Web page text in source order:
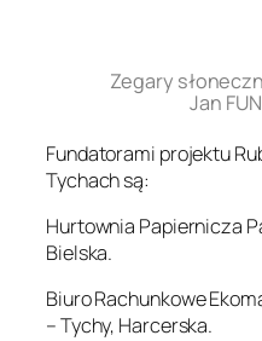
Zegary
Jan
Fundatorami projektu
Tychach są:
Hurtownia Papiernicza
Bielska.
Biuro Rachunkowe
– Tychy, Harcerska.